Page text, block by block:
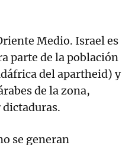
Medio. Israel es
parte de la población
del apartheid) y
de la zona,
se generan